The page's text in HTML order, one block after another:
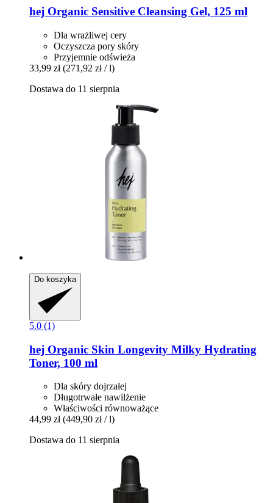
hej Organic Sensitive Cleansing Gel, 125 ml
Dla wrażliwej cery
Oczyszcza pory skóry
Przyjemnie odświeża
33,99 zł (271,92 zł / l)
Dostawa do 11 sierpnia
Do koszyka
5.0 (1)
hej Organic Skin Longevity Milky Hydrating
Toner, 100 ml
Dla skóry dojrzałej
Długotrwałe nawilżenie
Właściwości równoważące
44,99 zł (449,90 zł / l)
Dostawa do 11 sierpnia